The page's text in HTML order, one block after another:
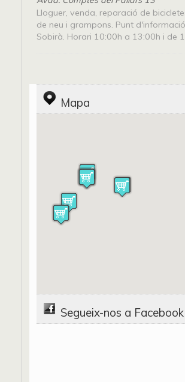
Lloguer, venda, reparació de
de neu i grampons. Punt
Sobirà. Horari 10:00h a 13:00h i de
Mapa
Segueix-nos a Facebook